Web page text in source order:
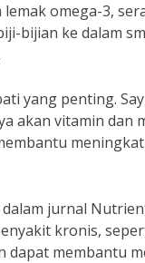
omega-3,
bijian ke dalam
yang penting.
akan vitamin dan
jurnal
kronis,
membantu